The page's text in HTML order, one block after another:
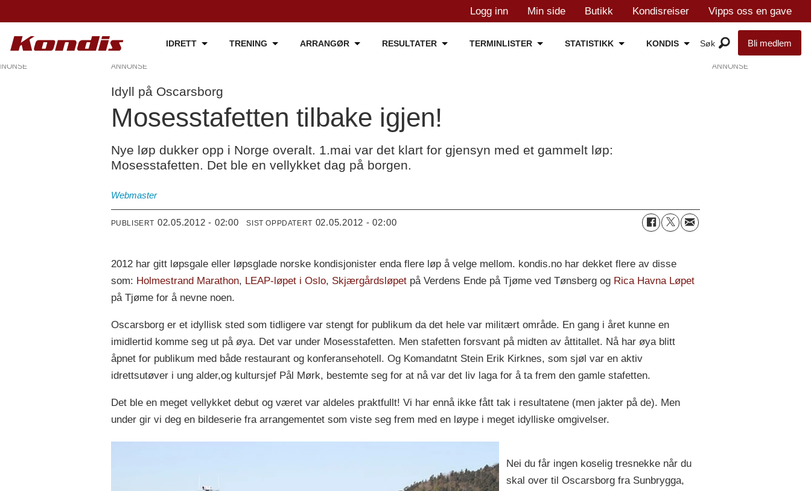
Logg inn Min side Butikk Kondisreiser Vipps oss en gave
IDRETT TRENING ARRANGØR RESULTATER TERMINLISTER STATISTIKK KONDIS Bli medlem
ANNONSE
Idyll på Oscarsborg
Mosesstafetten tilbake igjen!
Nye løp dukker opp i Norge overalt. 1.mai var det klart for gjensyn med et gammelt løp:
Mosesstafetten. Det ble en vellykket dag på borgen.
Webmaster
PUBLISERT 02.05.2012 - 02:00 SIST OPPDATERT 02.05.2012 - 02:00
2012 har gitt løpsgale eller løpsglade norske kondisjonister enda flere løp å velge mellom. kondis.no har dekket flere av disse
som: Holmestrand Marathon, LEAP-løpet i Oslo, Skjærgårdsløpetpå Verdens Ende på Tjøme ved Tønsberg og Rica Havna Løpet
på Tjøme for å nevne noen.
Oscarsborg er et idyllisk sted som tidligere var stengt for publikum da det hele var militært område. En gang i året kunne en
imidlertid komme seg ut på øya. Det var under Mosesstafetten. Men stafetten forsvant på midten av åttitallet. Nå har øya blitt
åpnet for publikum med både restaurant og konferansehotell. Og Komandatnt Stein Erik Kirknes, som sjøl var en aktiv
idrettsutøver i ung alder,og kultursjef Pål Mørk, bestemte seg for at nå var det liv laga for å ta frem den gamle stafetten.
Det ble en meget vellykket debut og været var aldeles praktfullt! Vi har ennå ikke fått tak i resultatene (men jakter på de). Men
under gir vi deg en bildeserie fra arrangementet som viste seg frem med en løype i meget idylliske omgivelser.
Nei du får ingen koselig tresnekke når du
skal over til Oscarsborg fra Sunbrygga,
ANNONSE